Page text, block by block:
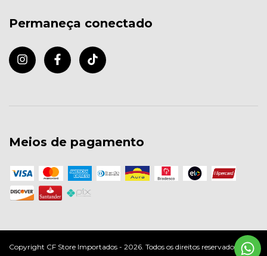
Permaneça conectado
Meios de pagamento
Copyright CF Store Importados - 2026. Todos os direitos reservados.